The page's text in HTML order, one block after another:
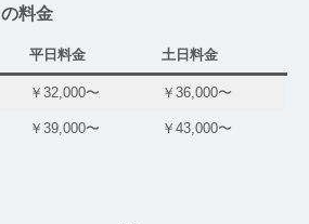
料金
平日料金 土日料金
￥32,000〜 ￥36,000〜
￥39,000〜 ￥43,000〜